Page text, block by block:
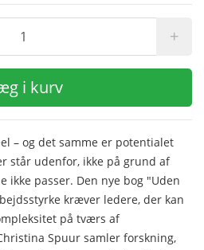
+
i kurv
– og det samme er potentialet
står udenfor, ikke på grund af
ikke passer. Den nye bog "Uden
kræver ledere, der kan
på tværs af
Spuur samler forskning,